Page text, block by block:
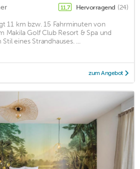
11,7 Hervorragend (24)
11 km bzw. 15 Fahrminuten von
Makila Golf Club Resort & Spa und
eines Strandhauses. ...
zum Angebot